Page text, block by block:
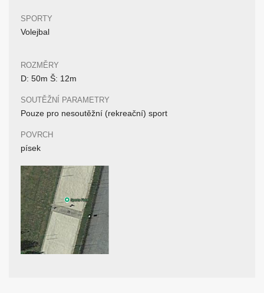
SPORTY
Volejbal
ROZMĚRY
D: 50m Š: 12m
SOUTĚŽNÍ PARAMETRY
Pouze pro nesoutěžní (rekreační) sport
POVRCH
písek